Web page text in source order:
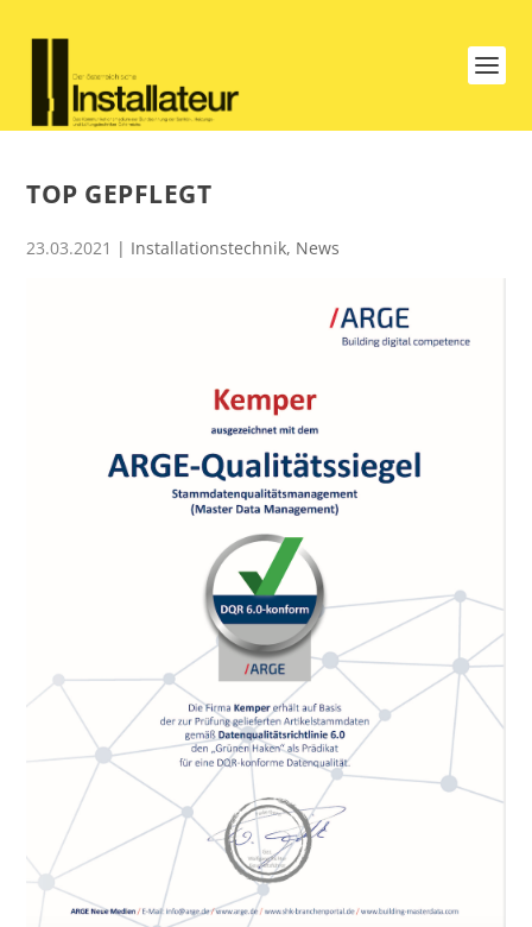
TOP GEPFLEGT
23.03.2021 | Installationstechnik, News